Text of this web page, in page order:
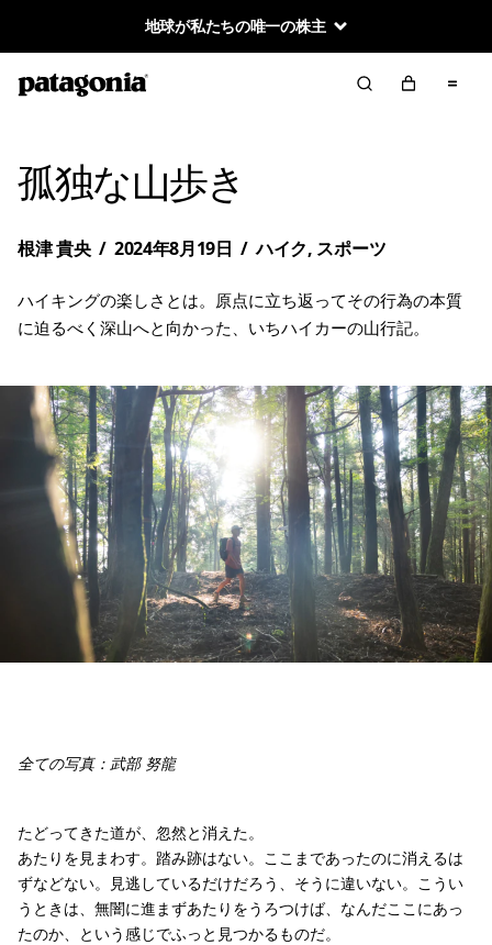
地球が私たちの唯一の株主
孤独な山歩き
根津 貴央 / 2024年8月19日 / ハイク, スポーツ
ハイキングの楽しさとは。原点に立ち返ってその行為の本質
に迫るべく深山へと向かった、いちハイカーの山行記。
全ての写真：武部 努龍
たどってきた道が、忽然と消えた。
あたりを見まわす。踏み跡はない。ここまであったのに消えるは
ずなどない。見逃しているだけだろう、そうに違いない。こうい
うときは、無闇に進まずあたりをうろつけば、なんだここにあっ
たのか、という感じでふっと見つかるものだ。